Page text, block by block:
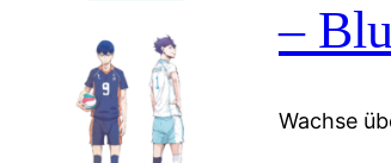
–
Wachse